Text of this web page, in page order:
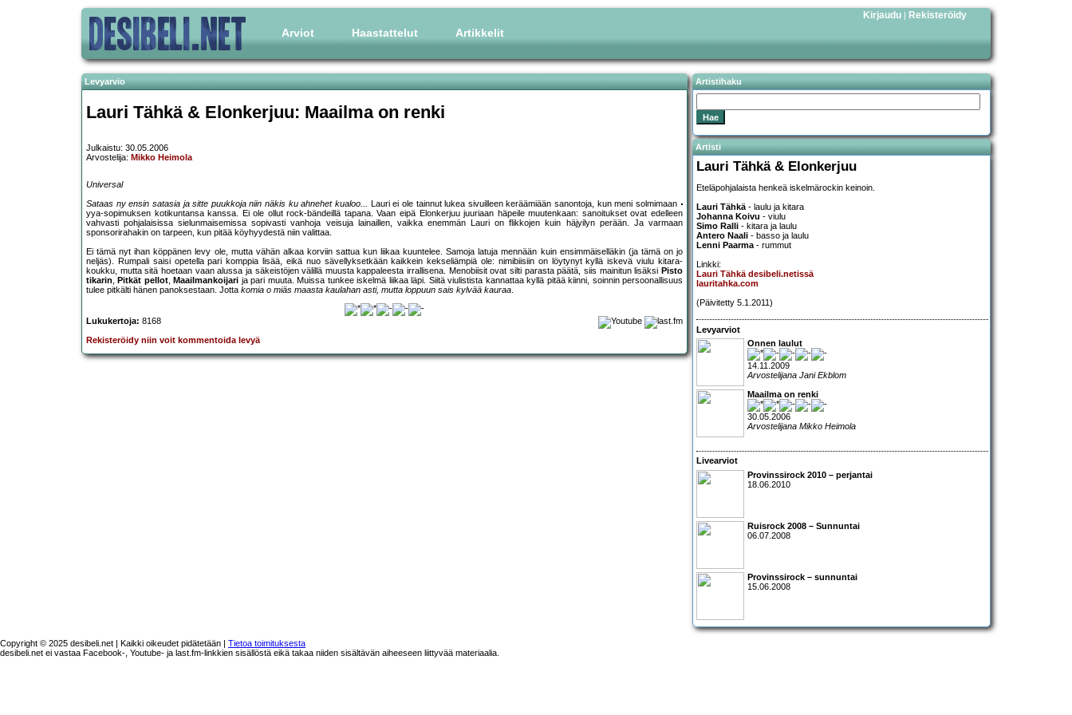
Arviot Haastattelut Artikkelit
Kirjaudu | Rekisteröidy
Levyarvio
Lauri Tähkä & Elonkerjuu: Maailma on renki
Julkaistu: 30.05.2006
Arvostelija: Mikko Heimola
Universal
Sataas ny ensin satasia ja sitte puukkoja niin näkis ku ahnehet kualoo... Lauri ei ole tainnut lukea sivuilleen keräämiään sanontoja, kun meni solmimaan
yya-sopimuksen kotikuntansa kanssa. Ei ole ollut rock-bändeillä tapana. Vaan eipä Elonkerjuu juuriaan häpeile muutenkaan: sanoitukset ovat edelleen
vahvasti pohjalaisissa sielunmaisemissa sopivasti vanhoja veisuja lainaillen, vaikka enemmän Lauri on flikkojen kuin häjyilyn perään. Ja varmaan
sponsorirahakin on tarpeen, kun pitää köyhyydestä niin valittaa.
Ei tämä nyt ihan köppänen levy ole, mutta vähän alkaa korviin sattua kun liikaa kuuntelee. Samoja latuja mennään kuin ensimmäiselläkin (ja tämä on jo
neljäs). Rumpali saisi opetella pari komppia lisää, eikä nuo sävellyksetkään kaikkein kekseliämpiä ole: nimibiisiin on löytynyt kyllä iskevä viulu kitara-
koukku, mutta sitä hoetaan vaan alussa ja säkeistöjen välillä muusta kappaleesta irrallisena. Menobiisit ovat silti parasta päätä, siis mainitun lisäksi Pisto
tikarin, Pitkät pellot, Maailmankoijari ja pari muuta. Muissa tunkee iskelmä liikaa läpi. Siitä viulistista kannattaa kyllä pitää kiinni, soinnin persoonallisuus
tulee pitkälti hänen panoksestaan. Jotta komia o miäs maasta kaulahan asti, mutta loppuun sais kylvää kauraa.
Lukukertoja: 8168
Rekisteröidy niin voit kommentoida levyä
Artistihaku
Artisti
Lauri Tähkä & Elonkerjuu
Eteläpohjalaista henkeä iskelmärockin keinoin.
Lauri Tähkä- laulu ja kitara
Johanna Koivu - viulu
Simo Ralli - kitara ja laulu
Antero Naali - basso ja laulu
Lenni Paarma- rummut
Linkki:
Lauri Tähkä desibeli.netissä
lauritahka.com
(Päivitetty 5.1.2011)
Levyarviot
Onnen laulut
14.11.2009
Arvostelijana Jani Ekblom
Maailma on renki
30.05.2006
Arvostelijana Mikko Heimola
Livearviot
Provinssirock 2010 – perjantai
18.06.2010
Ruisrock 2008 – Sunnuntai
06.07.2008
Provinssirock – sunnuntai
15.06.2008
Copyright © 2025 desibeli.net | Kaikki oikeudet pidätetään | Tietoa toimituksesta
desibeli.net ei vastaa Facebook-, Youtube- ja last.fm-linkkien sisällöstä eikä takaa niiden sisältävän aiheeseen liittyvää materiaalia.